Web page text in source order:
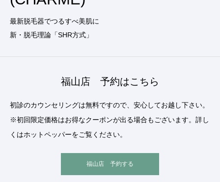
最新脱毛器でつるすべ美肌に
新・脱毛理論「SHR方式」
福山店 予約はこちら
初診のカウンセリングは無料ですので、安心してお越し下さい。
※初回限定価格はお得なクーポンが出る場合もございます。詳し
くはホットペッパーをご覧ください。
福山店 予約する